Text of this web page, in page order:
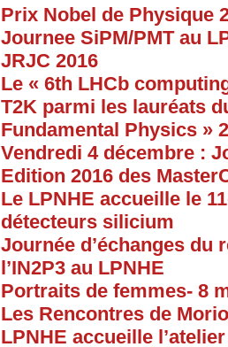
Prix Nobel de Physique
Journee SiPM/PMT au
JRJC 2016
Le « 6th LHCb
T2K parmi les lauréats
Fundamental Physics »
Vendredi 4 décembre :
Edition 2016 des
Le LPNHE accueille le
détecteurs silicium
Journée d’échanges du
l’IN2P3 au LPNHE
Portraits de femmes- 8
Les Rencontres de
LPNHE accueille